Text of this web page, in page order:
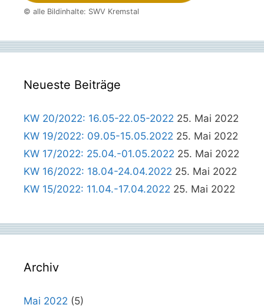
© alle Bildinhalte: SWV Kremstal
Neueste Beiträge
KW 20/2022: 16.05-22.05-2022 25. Mai 2022
KW 19/2022: 09.05-15.05.2022 25. Mai 2022
KW 17/2022: 25.04.-01.05.2022 25. Mai 2022
KW 16/2022: 18.04-24.04.2022 25. Mai 2022
KW 15/2022: 11.04.-17.04.2022 25. Mai 2022
Archiv
Mai 2022 (5)